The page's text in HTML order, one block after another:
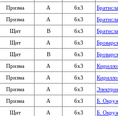
Призма A 6x3
Призма A 6x3
Щит B 6x3
Щит A 6x3
Щит B 6x3
Призма A 6x3
Призма A 6x3
Призма A 6x3
Призма A 6x3 Б.
Щит A 6x3 Б.